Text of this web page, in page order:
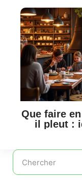
Que faire
il pleut :